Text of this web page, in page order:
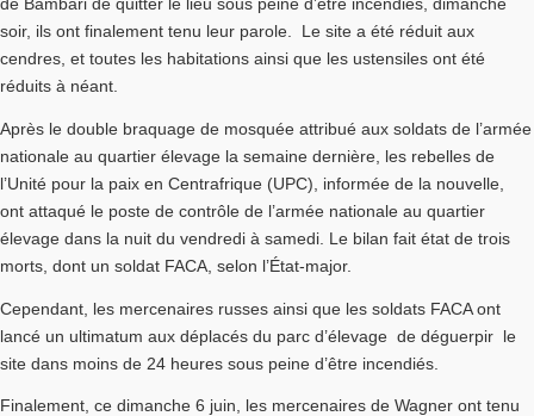
de Bambari de quitter le lieu sous peine d’être incendiés, dimanche
soir, ils ont finalement tenu leur parole. Le site a été réduit aux
cendres, et toutes les habitations ainsi que les ustensiles ont été
réduits à néant.
Après le double braquage de mosquée attribué aux soldats de l’armée
nationale au quartier élevage la semaine dernière, les rebelles de
l’Unité pour la paix en Centrafrique (UPC), informée de la nouvelle,
ont attaqué le poste de contrôle de l’armée nationale au quartier
élevage dans la nuit du vendredi à samedi. Le bilan fait état de trois
morts, dont un soldat FACA, selon l’État-major.
Cependant, les mercenaires russes ainsi que les soldats FACA ont
lancé un ultimatum aux déplacés du parc d’élevage de déguerpir le
site dans moins de 24 heures sous peine d’être incendiés.
Finalement, ce dimanche 6 juin, les mercenaires de Wagner ont tenu